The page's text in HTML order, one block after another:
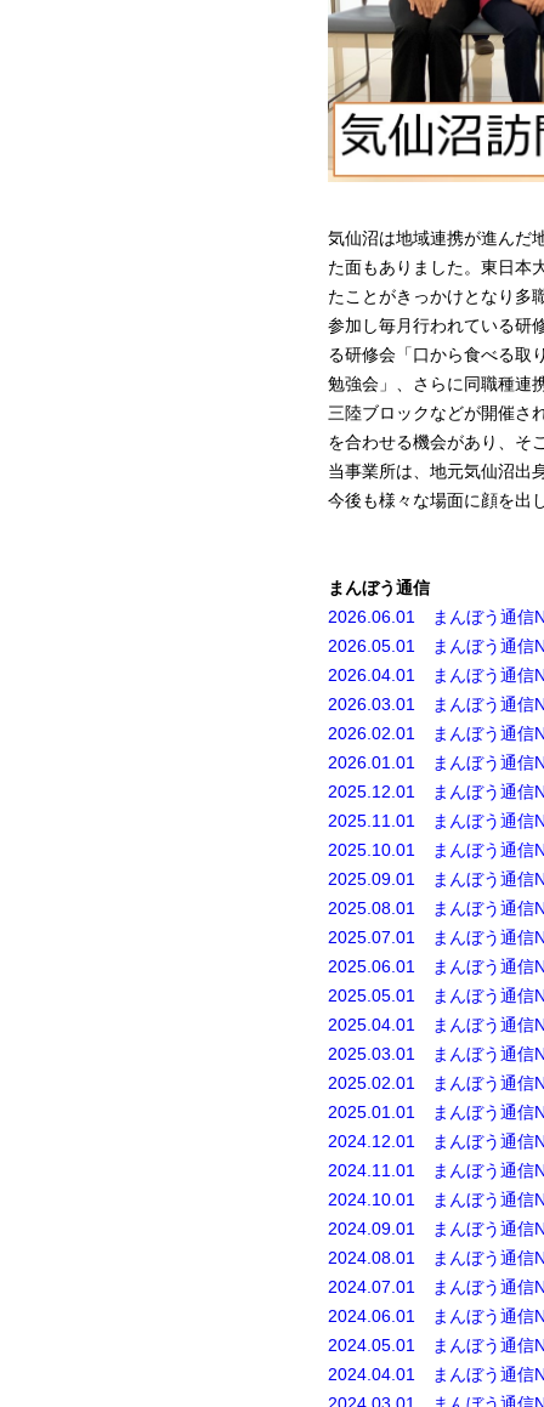
気仙沼は地域連携が進んだ
た面もありました。東日本
たことがきっかけとなり多
参加し毎月行われている研
る研修会「口から食べる取
勉強会」、さらに同職種連
三陸ブロックなどが開催さ
を合わせる機会があり、そ
当事業所は、地元気仙沼出
今後も様々な場面に顔を出
まんぼう通信
2026.06.01 まんぼう通信
2026.05.01 まんぼう通信
2026.04.01 まんぼう通信
2026.03.01 まんぼう通信
2026.02.01 まんぼう通信
2026.01.01 まんぼう通信
2025.12.01 まんぼう通信
2025.11.01 まんぼう通信
2025.10.01 まんぼう通信
2025.09.01 まんぼう通信
2025.08.01 まんぼう通信
2025.07.01 まんぼう通信
2025.06.01 まんぼう通信
2025.05.01 まんぼう通信
2025.04.01 まんぼう通信
2025.03.01 まんぼう通信
2025.02.01 まんぼう通信
2025.01.01 まんぼう通信
2024.12.01
まんぼう通信
2024.11.01
まんぼう通信
2024.10.01
まんぼう通信
2024.09.01 まんぼう通信
2024.08.01 まんぼう通信
2024.07.01 まんぼう通信
2024.06.01 まんぼう通信
2024.05.01 まんぼう通信
2024.04.01 まんぼう通信
2024.03.01 まんぼう通信